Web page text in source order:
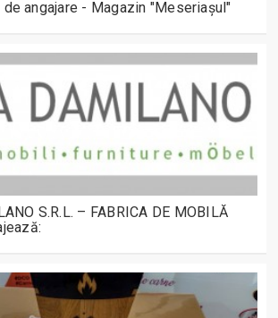
angajare - Magazin "Meseriașul"
S.R.L. – FABRICA DE MOBILĂ